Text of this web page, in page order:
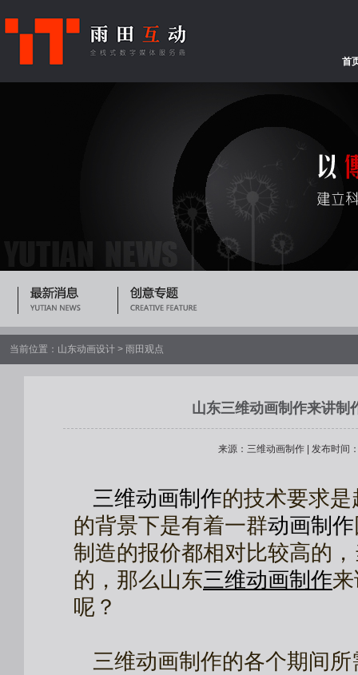
首
当前位置： 山东动画设计 > 雨田观点
山东三维动画制作来讲制
来源：三维动画制作 | 发布时间
三维动画制作的技术要求
的背景下是有着一群动画制作
制造的报价都相对比较高的
的，那么山东三维动画制作
呢？
三维动画制作的各个期间